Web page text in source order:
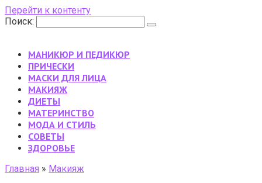
Перейти к контенту
Поиск:
МАНИКЮР И ПЕДИКЮР
ПРИЧЕСКИ
МАСКИ ДЛЯ ЛИЦА
МАКИЯЖ
ДИЕТЫ
МАТЕРИНСТВО
МОДА И СТИЛЬ
CОВЕТЫ
ЗДОРОВЬЕ
Главная » Макияж